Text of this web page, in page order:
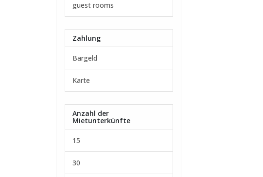
guest rooms
Zahlung
Bargeld
Karte
Anzahl der
Mietunterkünfte
15
30